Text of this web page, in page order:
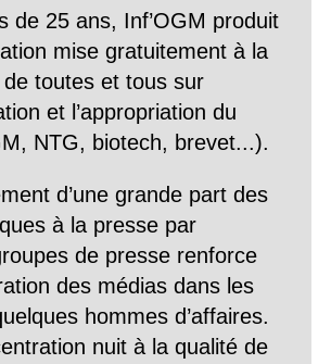
de 25 ans, Inf’OGM produit
mise gratuitement à la
toutes et tous sur
et l’appropriation du
NTG, biotech, brevet...).
d’une grande part des
à la presse par
de presse renforce
des médias dans les
hommes d’affaires.
nuit à la qualité de